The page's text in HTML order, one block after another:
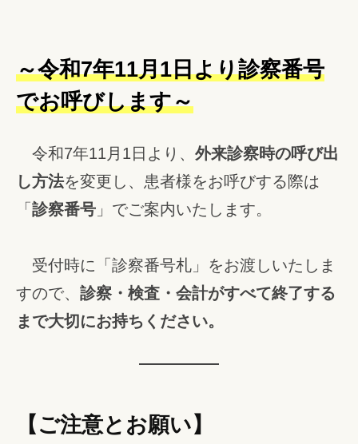
～令和7年11月1日より診察番号
でお呼びします～
令和7年11月1日より、 外来診察時の呼び出
し方法を変更し、患者様をお呼びする際は
「診察番号 」でご案内いたします。
受付時に「診察番号札」をお渡しいたしま
すので、 診察・検査・会計がすべて終了する
まで大切にお持ちください。
【ご注意とお願い】